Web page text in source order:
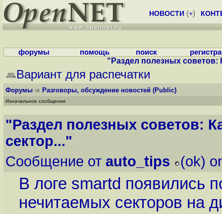
НОВОСТИ (+)
форумы помощь поиск
"Раздел полезных советов:
Вариант для распечатки
Форумы Разговоры, обсуждение новостей (Public)
Изначальное сообщение
"Раздел полезных советов:
сектор..."
Сообщение от auto_tips (ok)
В логе smartd появились
нечитаемых секторов на